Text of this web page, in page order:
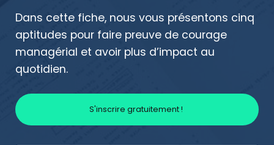
Dans cette fiche, nous vous présentons cinq
aptitudes pour faire preuve de courage
managérial et avoir plus d’impact au
quotidien.
S'inscrire gratuitement !